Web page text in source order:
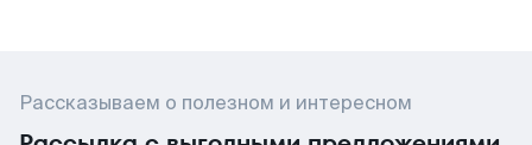
Рассказываем о полезном и интересном